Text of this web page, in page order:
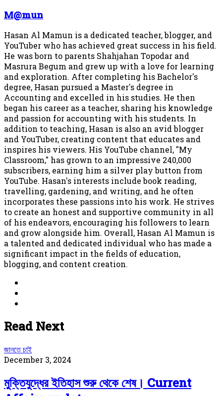
M@mun
Hasan Al Mamun is a dedicated teacher, blogger, and
YouTuber who has achieved great success in his field.
He was born to parents Shahjahan Topodar and
Masrura Begum and grew up with a love for learning
and exploration. After completing his Bachelor's
degree, Hasan pursued a Master's degree in
Accounting and excelled in his studies. He then
began his career as a teacher, sharing his knowledge
and passion for accounting with his students. In
addition to teaching, Hasan is also an avid blogger
and YouTuber, creating content that educates and
inspires his viewers. His YouTube channel, "My
Classroom," has grown to an impressive 240,000
subscribers, earning him a silver play button from
YouTube. Hasan's interests include book reading,
travelling, gardening, and writing, and he often
incorporates these passions into his work. He strives
to create an honest and supportive community in all
of his endeavors, encouraging his followers to learn
and grow alongside him. Overall, Hasan Al Mamun is
a talented and dedicated individual who has made a
significant impact in the fields of education,
blogging, and content creation.
Read Next
জানতে চাই
December 3, 2024
মুক্তিযুদ্ধের ইতিহাস শুরু থেকে শেষ। Current